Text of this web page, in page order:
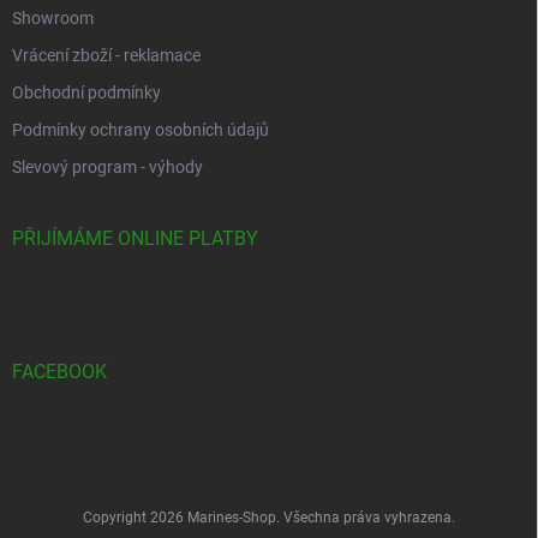
Showroom
Vrácení zboží - reklamace
Obchodní podmínky
Podmínky ochrany osobních údajů
Slevový program - výhody
PŘIJÍMÁME ONLINE PLATBY
FACEBOOK
Copyright 2026 Marines-Shop . Všechna práva vyhrazena.